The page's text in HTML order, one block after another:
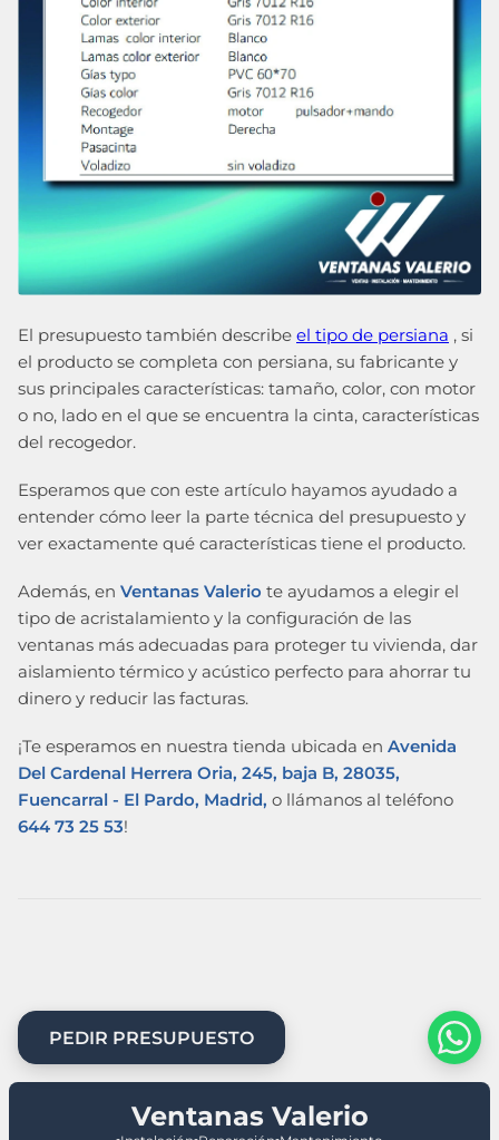
El presupuesto también describe el tipo de persiana , si
el producto se completa con persiana, su fabricante y
sus principales características: tamaño, color, con motor
o no, lado en el que se encuentra la cinta, características
del recogedor.
Esperamos que con este artículo hayamos ayudado a
entender cómo leer la parte técnica del presupuesto y
ver exactamente qué características tiene el producto.
Además, en Ventanas Valerio te ayudamos a elegir el
tipo de acristalamiento y la configuración de las
ventanas más adecuadas para proteger tu vivienda, dar
aislamiento térmico y acústico perfecto para ahorrar tu
dinero y reducir las facturas.
¡Te esperamos en nuestra tienda ubicada en Avenida
Del Cardenal Herrera Oria, 245, baja B, 28035,
Fuencarral - El Pardo, Madrid, o llámanos al teléfono
644 73 25 53!
PEDIR PRESUPUESTO
Ventanas Valerio